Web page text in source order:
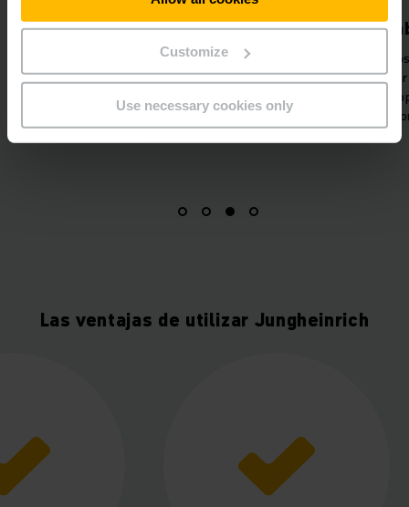
Customize
Use necessary cookies only
Transparencia
Mantenga una visión general
constante de su flota de robots
SOTO con Magazino Fleet Manager
para realizar un seguimiento.
¿Nuevos
puede
cambios en la
Las ventajas de utilizar Jungheinrich